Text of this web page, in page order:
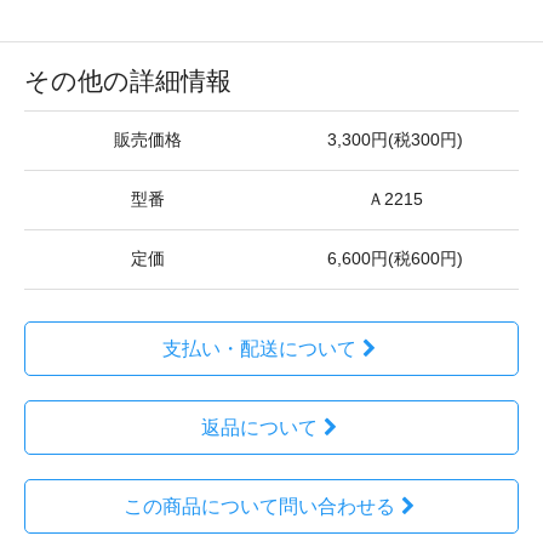
その他の詳細情報
販売価格 3,300円(税300円)
型番 Ａ2215
定価 6,600円(税600円)
支払い・配送について
返品について
この商品について問い合わせる